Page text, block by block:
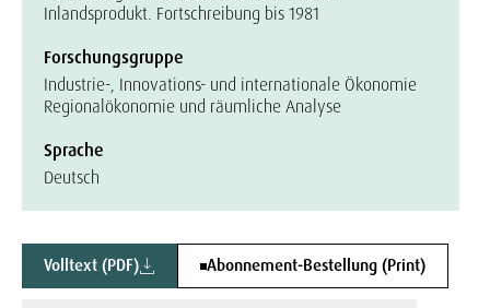
Inlandsprodukt. Fortschreibung bis 1981
Forschungsgruppe
Industrie-, Innovations- und internationale Ökonomie
Regionalökonomie und räumliche Analyse
Sprache
Deutsch
Volltext (PDF) Abonnement-Bestellung (Print)